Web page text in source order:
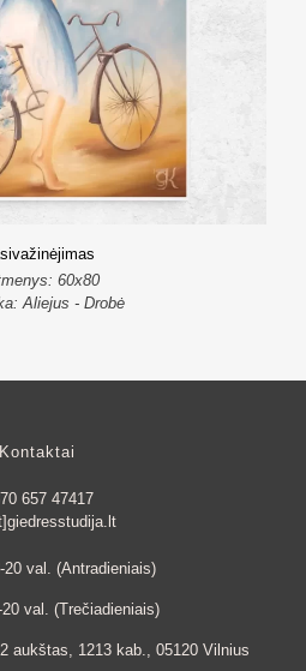
60x80
Aliejus - Drobė
Kontaktai
657 47417
20 val. (Antradieniais)
val. (Trečiadieniais)
aukštas, 1213 kab., 05120 Vilnius